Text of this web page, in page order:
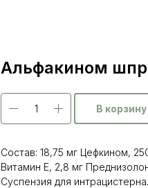
Альфакином
В корзину
Состав: 18,75 мг Цефкином,
Витамин Е, 2,8 мг
Суспензия для